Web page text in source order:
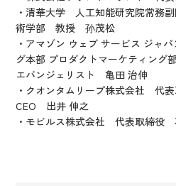
・清華大学 人工知能研究院常務
術学部 教授 孙茂松
・アマゾン ウェブ サービス ジャ
グ本部 プロダクトマーケティング
エバンジェリスト 亀田 治伸
・クオンタムリープ株式会社 代
CEO 出井 伸之
・モビルス株式会社 代表取締役